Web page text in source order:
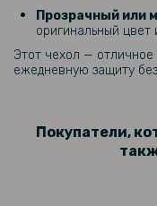
Закалённое защитное
Прозрачный или
оригинальный цвет
Этот чехол —
ежедневную защиту
Покупатели,